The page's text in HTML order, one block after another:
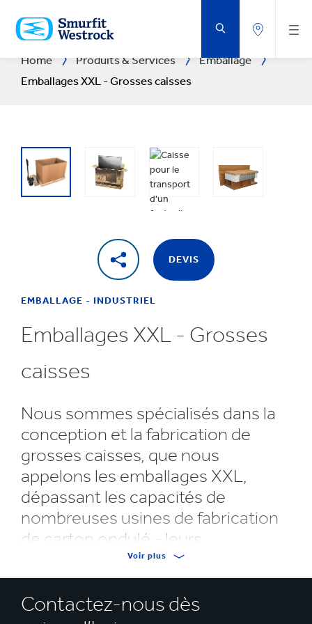
AU
CONTENU
PRINCIPAL
Home Produits & Services
Emballage
Emballages XXL - Grosses caisses
DEVIS
EMBALLAGE - INDUSTRIEL
Emballages XXL - Grosses
caisses
Nous sommes spécialisés dans la
conception et la fabrication de
grosses caisses, que nous
appelons les emballages XXL,
dépassant les capacités de
nombreuses usines de fabrication
de carton ondulé - leurs
dimensions se situent
généralement entre 10 et 22,5
mètres carrés
Voir plus
Contactez-nous dès